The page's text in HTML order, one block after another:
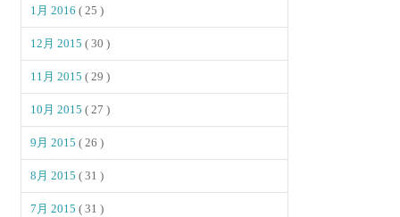
1月 2016( 25 )
12月 2015( 30 )
11月 2015( 29 )
10月 2015( 27 )
9月 2015( 26 )
8月 2015( 31 )
7月 2015( 31 )